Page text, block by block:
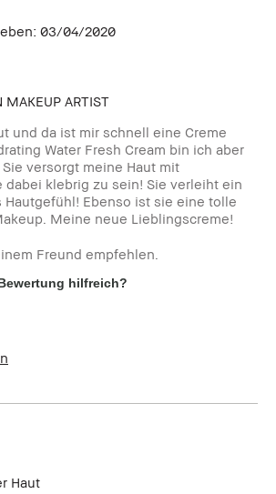
03/04/2020
MAKEUP ARTIST
und da ist mir schnell eine Creme
Water Fresh Cream bin ich aber
versorgt meine Haut mit
dabei klebrig zu sein! Sie verleiht ein
Hautgefühl! Ebenso ist sie eine tolle
Meine neue Lieblingscreme!
Freund empfehlen.
hilfreich?
Haut